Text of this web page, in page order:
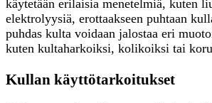
käytetään erilaisia menetelmiä, kuten
elektrolyysiä, erottaakseen puhtaan
puhdas kulta voidaan jalostaa eri
kuten kultaharkoiksi, kolikoiksi tai
Kullan käyttötarkoitukset